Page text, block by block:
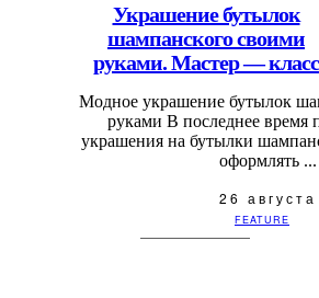
Украшение бутылок
шампанского своими
руками. Мастер — класс
Модное украшение бутылок
руками В последнее время
украшения на бутылки
оформлять ...
26 августа
FEATURE